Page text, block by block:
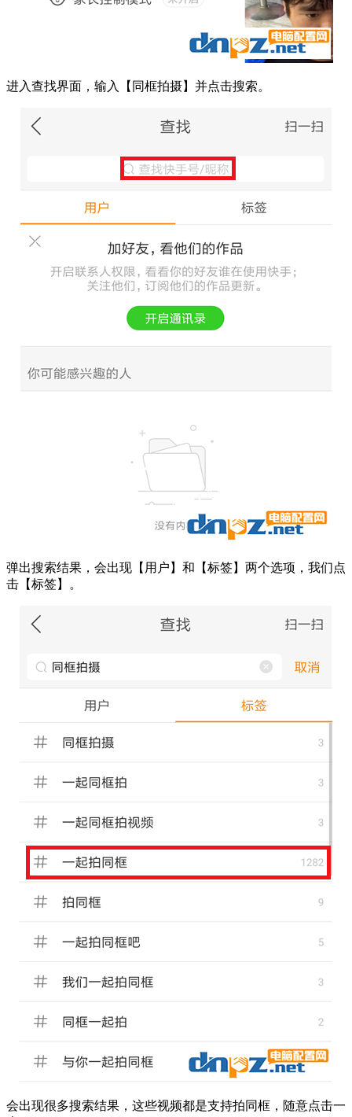
进入查找界面，输入【同框拍摄】并点击搜索。
弹出搜索结果，会出现【用户】和【标签】两个选项，我们点
击【标签】。
会出现很多搜索结果，这些视频都是支持拍同框，随意点击一